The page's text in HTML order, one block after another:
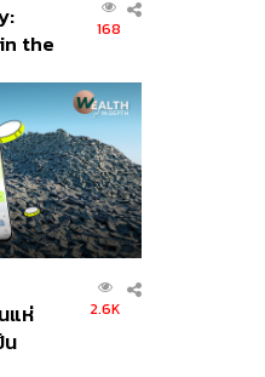
the
168
แห่
น
2.6K